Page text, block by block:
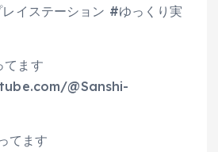
イステーション #ゆっくり実
てます
@Sanshi-
てます